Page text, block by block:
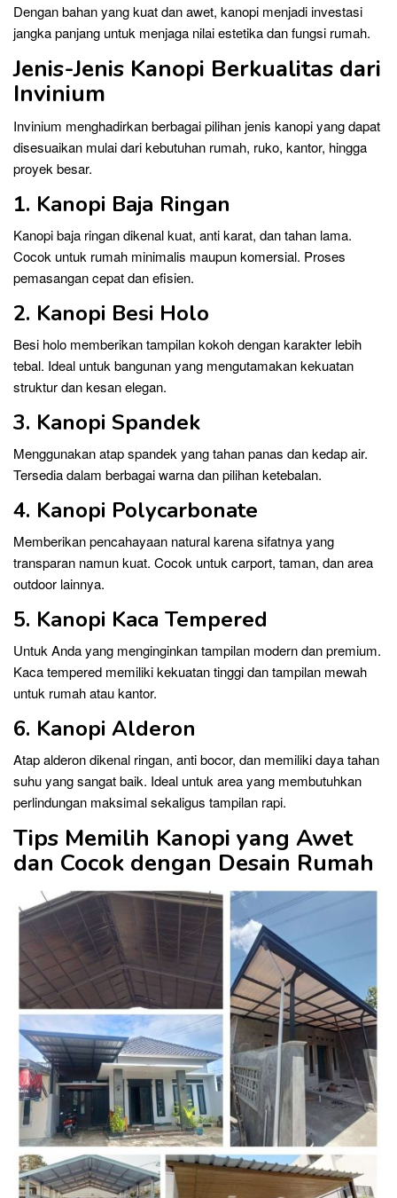
Dengan bahan yang kuat dan awet, kanopi menjadi investasi
jangka panjang untuk menjaga nilai estetika dan fungsi rumah.
Jenis-Jenis Kanopi Berkualitas dari
Invinium
Invinium menghadirkan berbagai pilihan jenis kanopi yang dapat
disesuaikan mulai dari kebutuhan rumah, ruko, kantor, hingga
proyek besar.
1. Kanopi Baja Ringan
Kanopi baja ringan dikenal kuat, anti karat, dan tahan lama.
Cocok untuk rumah minimalis maupun komersial. Proses
pemasangan cepat dan efisien.
2. Kanopi Besi Holo
Besi holo memberikan tampilan kokoh dengan karakter lebih
tebal. Ideal untuk bangunan yang mengutamakan kekuatan
struktur dan kesan elegan.
3. Kanopi Spandek
Menggunakan atap spandek yang tahan panas dan kedap air.
Tersedia dalam berbagai warna dan pilihan ketebalan.
4. Kanopi Polycarbonate
Memberikan pencahayaan natural karena sifatnya yang
transparan namun kuat. Cocok untuk carport, taman, dan area
outdoor lainnya.
5. Kanopi Kaca Tempered
Untuk Anda yang menginginkan tampilan modern dan premium.
Kaca tempered memiliki kekuatan tinggi dan tampilan mewah
untuk rumah atau kantor.
6. Kanopi Alderon
Atap alderon dikenal ringan, anti bocor, dan memiliki daya tahan
suhu yang sangat baik. Ideal untuk area yang membutuhkan
perlindungan maksimal sekaligus tampilan rapi.
Tips Memilih Kanopi yang Awet
dan Cocok dengan Desain Rumah